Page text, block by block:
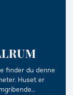
finder du denne
Huset er